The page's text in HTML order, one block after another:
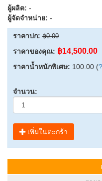
ผู้ผลิต: -
ผู้จัดจำหน่าย: -
ราคาปก: ฿0.00
ราคาของคุณ: ฿14,500.00
ราคาน้ำหนักพิเศษ: 100.00 (?
จำนวน:
เพิ่มในตะกร้า